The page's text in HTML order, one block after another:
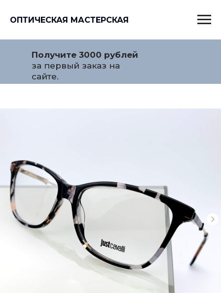
ОПТИЧЕСКАЯ МАСТЕРСКАЯ
Получите 3000 рублей
за первый заказ на
сайте.